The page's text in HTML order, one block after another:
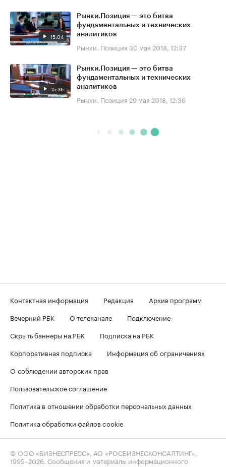
15:04
Рынки.Позиция — это битва
фундаментальных и технических
аналитиков
Рынки. Позиция 30 мая 2018, 12:37
15:36
Рынки.Позиция — это битва
фундаментальных и технических
аналитиков
Рынки. Позиция 29 мая 2018, 12:36
Контактная информация Редакция
Архив программ
Вечерний РБК
О телеканале
Подключение
Скрыть баннеры на РБК
Подписка на РБК
Корпоративная подписка
Информация об ограничениях
О соблюдении авторских прав
Пользовательское соглашение
Политика в отношении обработки персональных данных
Политика обработки файлов cookie
© ООО «БИЗНЕСПРЕСС», АО «РОСБИЗНЕСКОНСАЛТИНГ»,
1995–2026 . Сообщения и материалы информационного